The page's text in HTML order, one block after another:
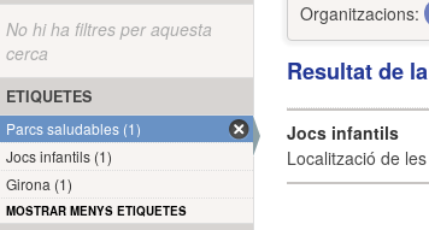
Organitzacions:
Resultat de
Jocs infantils
Localització de
No hi ha filtres per aquesta
cerca
ETIQUETES
Parcs saludables (1)
Jocs infantils (1)
Girona (1)
MOSTRAR MENYS ETIQUETES